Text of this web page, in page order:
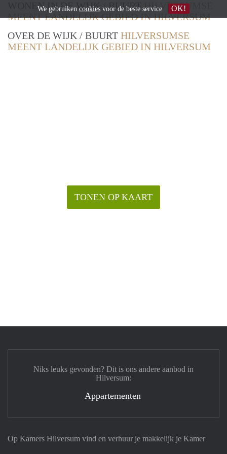
WONEN IN DE WIJK / BUURTHILVERSUMSE
MEENT LANDELIJK GEBIED IN HILVERSUM
OVER DE WIJK / BUURT HILVERSUMSE
MEENT LANDELIJK GEBIED IN HILVERSUM
TONEN OP KAART
Op Kamers Hilversum vind en verhuur je makkelijk je Kamer
Niks leuks gevonden? Dit is ons andere aanbod in
Hilversum:
Appartementen
We gebruiken cookies voor de beste service OK!